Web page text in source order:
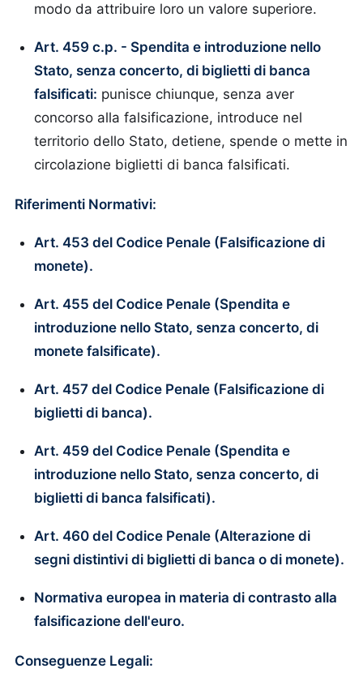
modo da attribuire loro un valore superiore.
Art. 459 c.p. - Spendita e introduzione nello
Stato, senza concerto, di biglietti di banca
falsificati: punisce chiunque, senza aver
concorso alla falsificazione, introduce nel
territorio dello Stato, detiene, spende o mette in
circolazione biglietti di banca falsificati.
Riferimenti Normativi:
Art. 453 del Codice Penale (Falsificazione di
monete).
Art. 455 del Codice Penale (Spendita e
introduzione nello Stato, senza concerto, di
monete falsificate).
Art. 457 del Codice Penale (Falsificazione di
biglietti di banca).
Art. 459 del Codice Penale (Spendita e
introduzione nello Stato, senza concerto, di
biglietti di banca falsificati).
Art. 460 del Codice Penale (Alterazione di
segni distintivi di biglietti di banca o di monete).
Normativa europea in materia di contrasto alla
falsificazione dell'euro.
Conseguenze Legali: